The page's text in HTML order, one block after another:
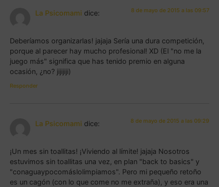
La Psicomami dice: 8 de mayo de 2015 a las 09:57
Deberíamos organizarlas! jajaja Sería una dura competición,
porque al parecer hay mucho profesional! XD (El "no me la
juego más" significa que has tenido premio en alguna
ocasión, ¿no? jijijiji)
Responder
La Psicomami dice: 8 de mayo de 2015 a las 09:29
¡Un mes sin toallitas! ¡Viviendo al límite! jajaja Nosotros
estuvimos sin toallitas una vez, en plan "back to basics" y
"conaguaypocomáslolimpiamos". Pero mi pequeño retoño
es un cagón (con lo que come no me extraña), y eso era una